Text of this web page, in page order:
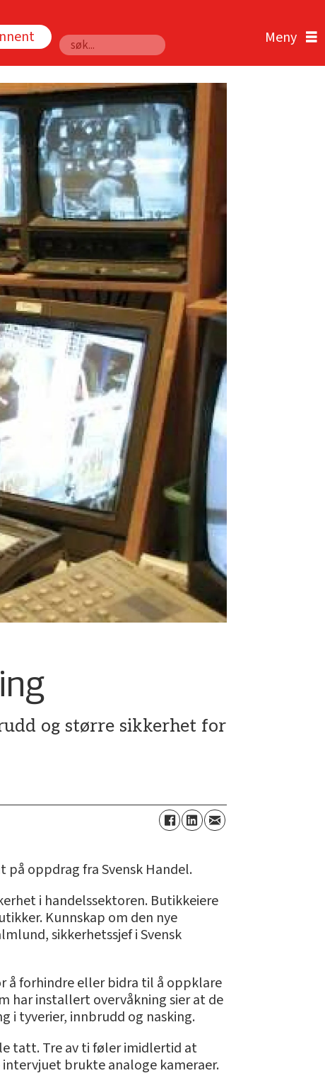
Søk
og større sikkerhet for
oppdrag fra Svensk Handel.
i handelssektoren. Butikkeiere
Kunnskap om den nye
sikkerhetssjef i Svensk
å forhindre eller bidra til å oppklare
har installert overvåkning sier at de
i tyverier, innbrudd og nasking.
tatt. Tre av ti føler imidlertid at
brukte analoge kameraer.